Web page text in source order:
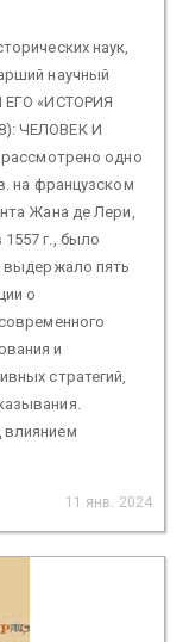
наук,
научный
«ИСТОРИЯ
ЧЕЛОВЕК И
одно
на французском
Жана де Лери,
г., было
выдержало пять
о
и
стратегий,
11 янв. 2024